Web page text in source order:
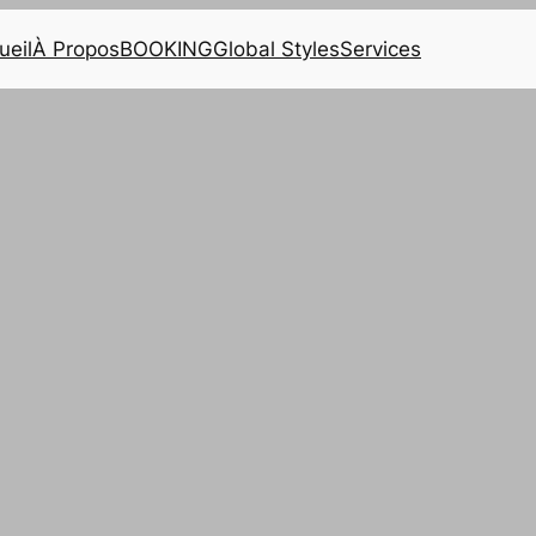
À ProposBOOKINGGlobal StylesServices